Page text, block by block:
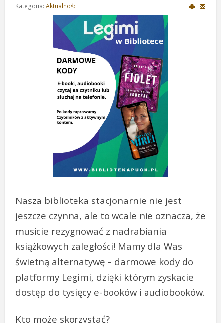
Kategoria: Aktualności
Nasza biblioteka stacjonarnie nie jest
jeszcze czynna, ale to wcale nie oznacza, że
musicie rezygnować z nadrabiania
książkowych zaległości! Mamy dla Was
świetną alternatywę – darmowe kody do
platformy Legimi, dzięki którym zyskacie
dostęp do tysięcy e-booków i audiobooków.
Kto może skorzystać?